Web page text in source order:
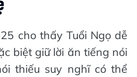
cho thấy Tuổi Ngọ dễ
biệt giữ lời ăn tiếng nói
thiếu suy nghĩ có thể